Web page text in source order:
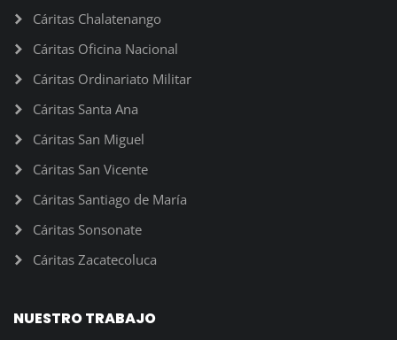
Cáritas Chalatenango
Cáritas Oficina Nacional
Cáritas Ordinariato Militar
Cáritas Santa Ana
Cáritas San Miguel
Cáritas San Vicente
Cáritas Santiago de María
Cáritas Sonsonate
Cáritas Zacatecoluca
NUESTRO TRABAJO